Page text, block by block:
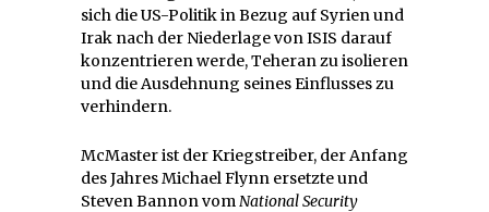
sich die US-Politik in Bezug auf Syrien und
Irak nach der Niederlage von ISIS darauf
konzentrieren werde, Teheran zu isolieren
und die Ausdehnung seines Einflusses zu
verhindern.
McMaster ist der Kriegstreiber, der Anfang
des Jahres Michael Flynn ersetzte und
Steven Bannon vomNational Security